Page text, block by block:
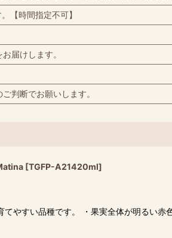
【時間指定不可】
届けします。
判断でお願いします。
[TGFP-A21420ml]
やすい品種です。 ・果実全体が明るい